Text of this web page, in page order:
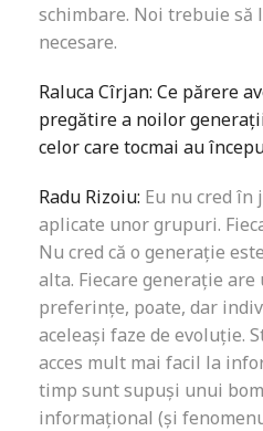
schimbare. Noi trebuie să
necesare.
Raluca Cîrjan: Ce părere
pregătire a noilor
celor care tocmai au
Radu Rizoiu: Eu nu cred în
aplicate unor grupuri.
Nu cred că o generație
alta. Fiecare generație
preferințe, poate, dar
aceleași faze de evoluție.
acces mult mai facil la
timp sunt supuși unui
informațional (și